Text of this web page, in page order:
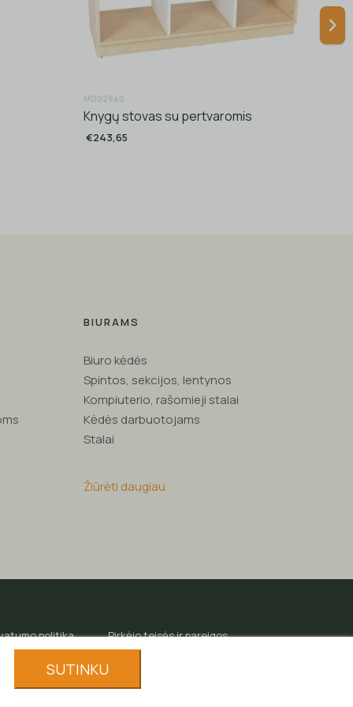
MD02940
Knygų stovas su pertvaromis
€243,65
BIURAMS
Biuro kėdės
Spintos, sekcijos, lentynos
Kompiuterio, rašomieji stalai
Kėdės darbuotojams
Stalai
Žiūrėti daugiau
SUTINKU
politika Pirkėjo teisės ir pareigos